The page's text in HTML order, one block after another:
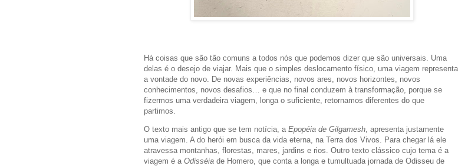
Há coisas que são tão comuns a todos nós que podemos dizer que são universais. Uma
delas é o desejo de viajar. Mais que o simples deslocamento físico, uma viagem representa
a vontade do novo. De novas experiências, novos ares, novos horizontes, novos
conhecimentos, novos desafios… e que no final conduzem à transformação, porque se
fizermos uma verdadeira viagem, longa o suficiente, retornamos diferentes do que
partimos.
O texto mais antigo que se tem notícia, a Epopéia de Gilgamesh , apresenta justamente
uma viagem. A do herói em busca da vida eterna, na Terra dos Vivos. Para chegar lá ele
atravessa montanhas, florestas, mares, jardins e rios. Outro texto clássico cujo tema é a
viagem é a Odisséia de Homero, que conta a longa e tumultuada jornada de Odisseu de